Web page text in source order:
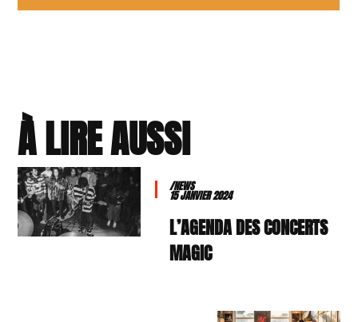
À LIRE AUSSI
/NEWS
15 JANVIER 2024
L’AGENDA DES CONCERTS
MAGIC